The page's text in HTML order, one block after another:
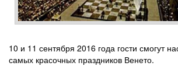
10 и 11 сентября 2016 года гости смогут
самых красочных праздников Венето.